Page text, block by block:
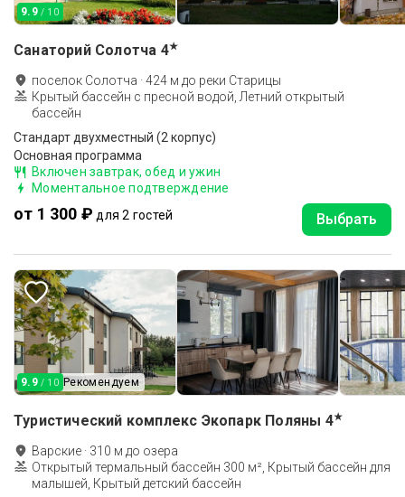
9.9 / 10
Санаторий Солотча 4★
поселок Солотча ·424 м до реки Старицы
Крытый бассейн с пресной водой, Летний открытый
бассейн
Стандарт двухместный (2 корпус)
Основная программа
Включен завтрак, обед и ужин
Моментальное подтверждение
от 1 300 ₽ для 2 гостей Выбрать
9.9 / 10 Рекомендуем
Туристический комплекс Экопарк Поляны 4★
Варские · 310 м до озера
Открытый термальный бассейн 300 м², Крытый бассейн для
малышей, Крытый детский бассейн